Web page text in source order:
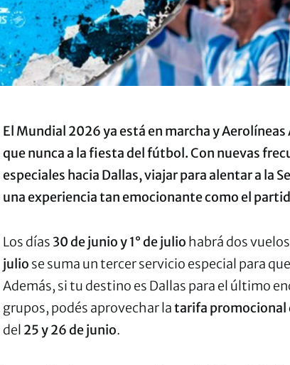
El Mundial 2026 ya está en marcha y
que nunca a la fiesta del fútbol. Con nuevas
especiales hacia Dallas, viajar para alentar a la
una experiencia tan emocionante como el
Los días 30 de junio y 1° de julio habrá dos
julio se suma un tercer servicio especial para
Además, si tu destino es Dallas para el último
grupos, podés aprovechar latarifa promocional
del 25 y 26 de junio.